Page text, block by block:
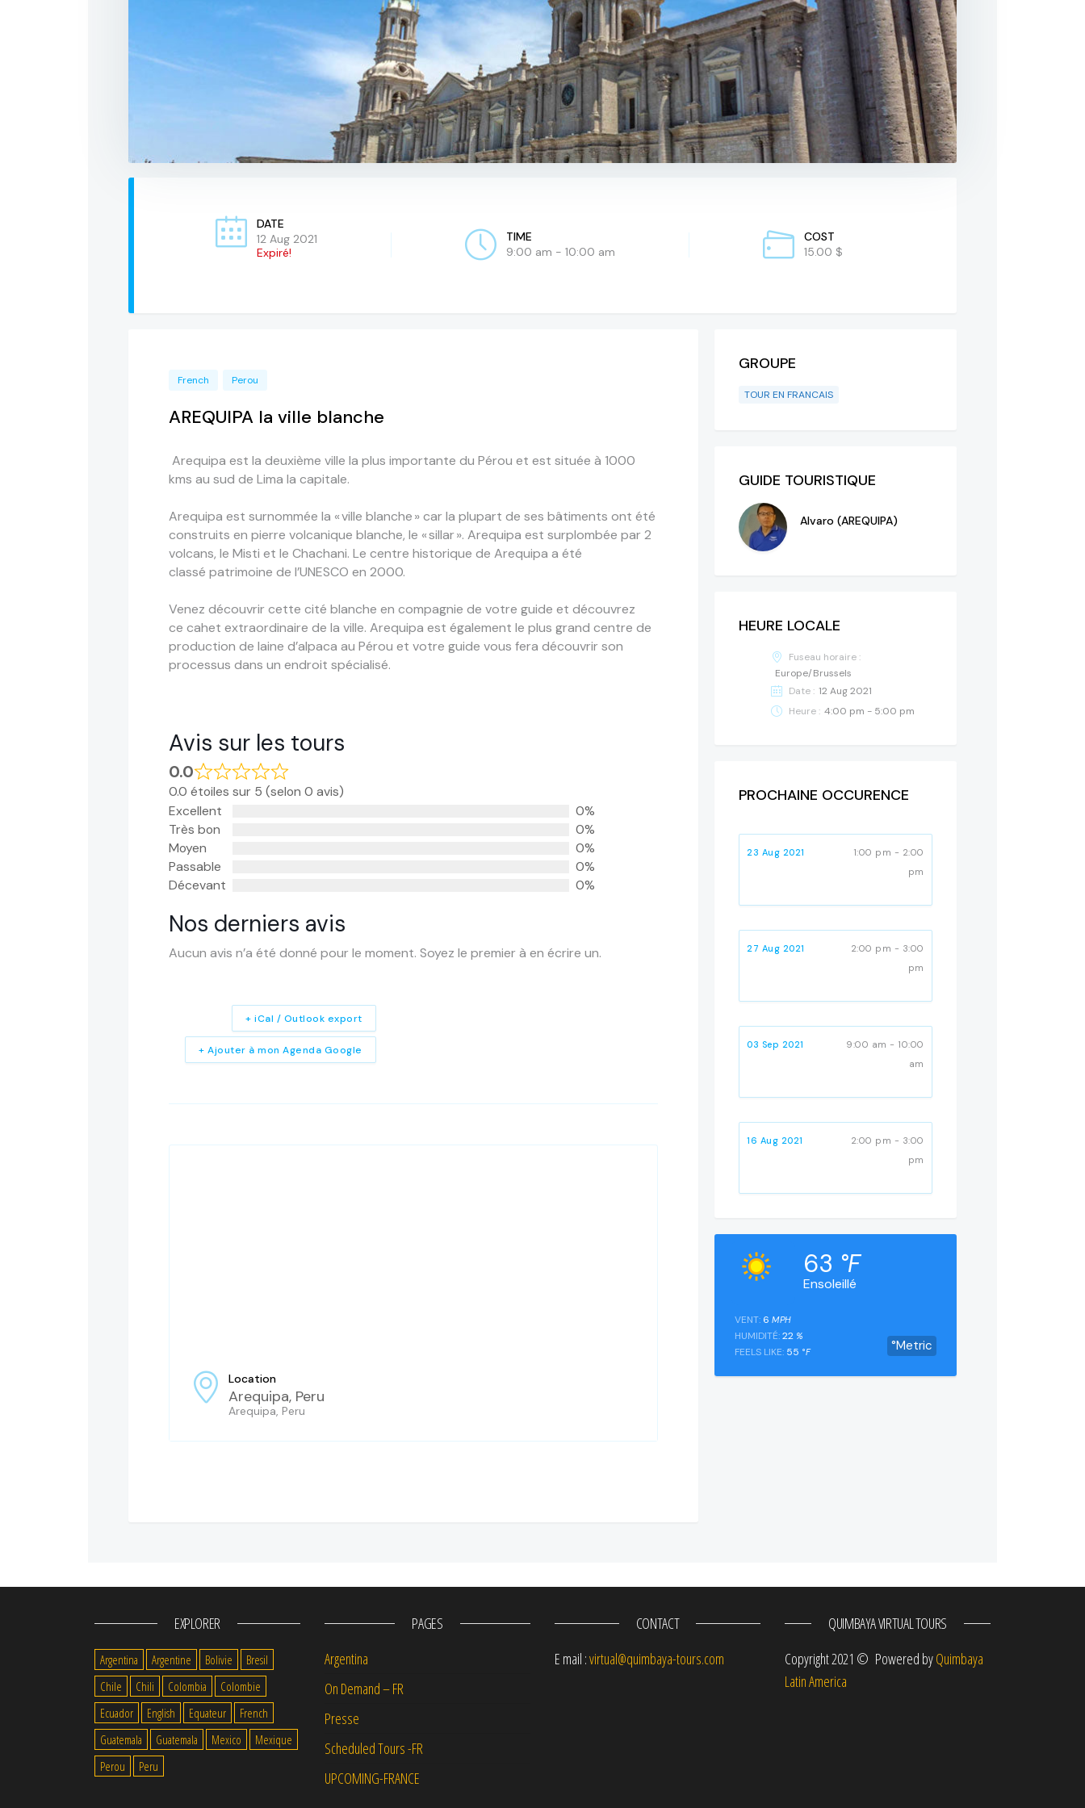
DATE
12 Aug 2021
Expiré!
TIME
9:00 am - 10:00 am
COST
15.00 $
French Perou
AREQUIPA la ville blanche
Arequipa est la deuxième ville la plus importante du Pérou et est située à 1000
kms au sud de Lima la capitale.
Arequipa est surnommée la « ville blanche » car la plupart de ses bâtiments ont été
construits en pierre volcanique blanche, le « sillar ». Arequipa est surplombée par 2
volcans, le Misti et le Chachani. Le centre historique de Arequipa a été
classé patrimoine de l’UNESCO en 2000.
Venez découvrir cette cité blanche en compagnie de votre guide et découvrez
ce cahet extraordinaire de la ville. Arequipa est également le plus grand centre de
production de laine d’alpaca au Pérou et votre guide vous fera découvrir son
processus dans un endroit spécialisé.
Avis sur les tours
0.0
0.0 étoiles sur 5 (selon 0 avis)
Excellent
0%
Très bon
0%
Moyen
0%
Passable
0%
Décevant
0%
Nos derniers avis
Aucun avis n’a été donné pour le moment. Soyez le premier à en écrire un.
+ Ajouter à mon Agenda Google
+ iCal / Outlook export
Location
Arequipa, Peru
Arequipa, Peru
GROUPE
TOUR EN FRANCAIS
GUIDE TOURISTIQUE
Alvaro (AREQUIPA)
HEURE LOCALE
Fuseau horaire :
Europe/Brussels
Date : 12 Aug 2021
Heure : 4:00 pm - 5:00 pm
PROCHAINE OCCURENCE
16 Aug 2021
2:00 pm - 3:00
pm
23 Aug 2021
1:00 pm - 2:00
pm
27 Aug 2021
2:00 pm - 3:00
pm
03 Sep 2021
9:00 am - 10:00
am
Ensoleillé
63 °F
°Metric
VENT: 6 MPH
HUMIDITÉ:22 %
FEELS LIKE: 55 °F
EXPLORER
Argentina Argentine Bolivie
Bresil
Chile
Chili Colombia
Colombie
Ecuador
English Equateur
French
Guatemala
Guatemala Mexico
Mexique
Perou
Peru
PAGES
Argentina
On Demand – FR
Presse
Scheduled Tours -FR
UPCOMING-FRANCE
CONTACT
E mail :virtual@quimbaya-tours.com
QUIMBAYA VIRTUAL TOURS
Copyright 2021 © Powered byQuimbaya
Latin America